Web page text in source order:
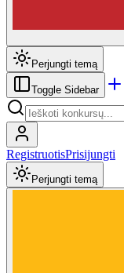
Perjungti temą
Toggle Sidebar
RegistruotisPrisijungti
Perjungti temą